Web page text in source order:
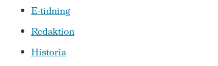
E-tidning
Redaktion
Historia